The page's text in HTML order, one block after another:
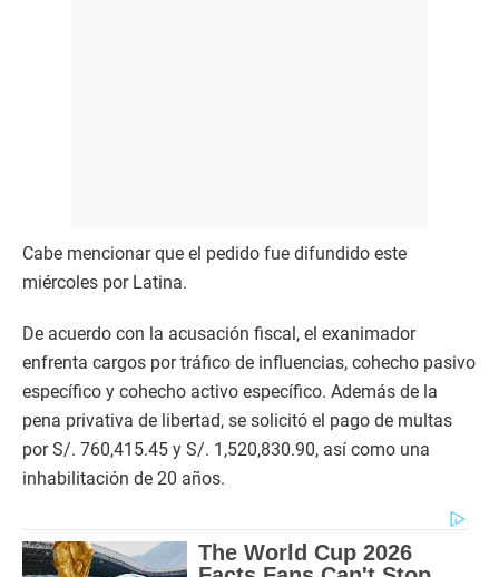
Cabe mencionar que el pedido fue difundido este
miércoles por Latina.
De acuerdo con la acusación fiscal, el exanimador
enfrenta cargos por tráfico de influencias, cohecho pasivo
específico y cohecho activo específico. Además de la
pena privativa de libertad, se solicitó el pago de multas
por S/. 760,415.45 y S/. 1,520,830.90, así como una
inhabilitación de 20 años.